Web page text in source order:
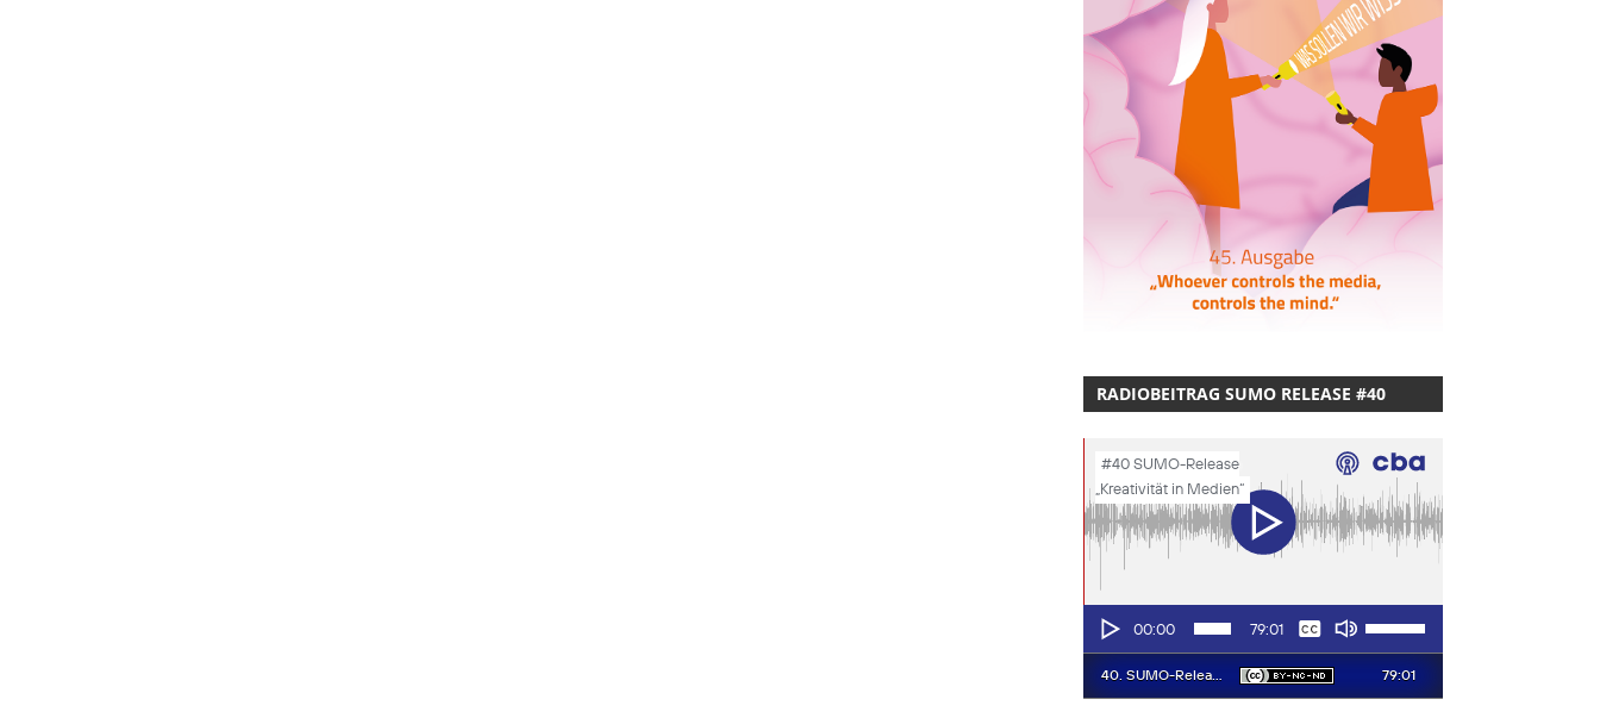
RADIOBEITRAG SUMO RELEASE #40